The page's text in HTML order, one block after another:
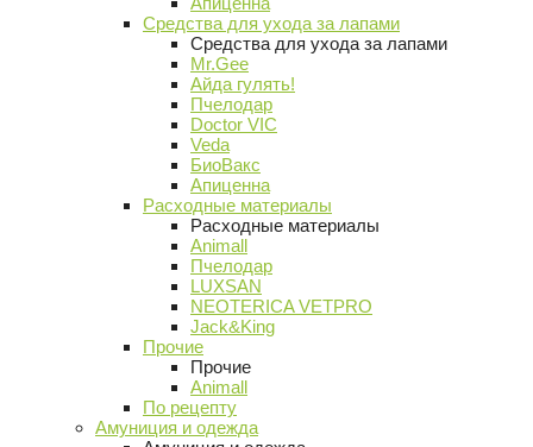
Средства для ухода за лапами
Средства для ухода за лапами
Mr.Gee
Айда гулять!
Пчелодар
Doctor VIC
Veda
БиоВакс
Апиценна
Расходные материалы
Расходные материалы
Animall
Пчелодар
LUXSAN
NEOTERICA VETPRO
Jack&King
Прочие
Прочие
Animall
По рецепту
Амуниция и одежда